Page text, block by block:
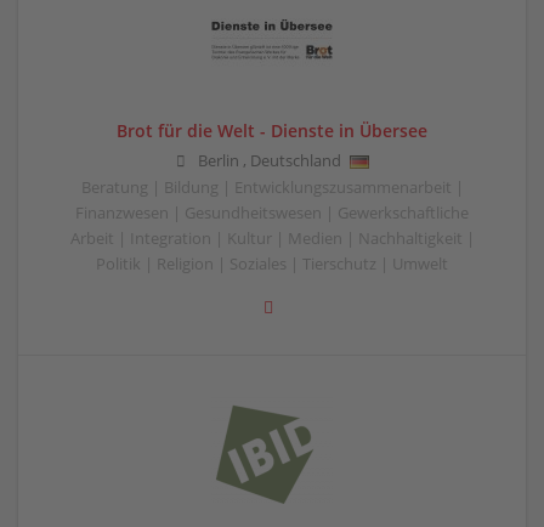
Brot für die Welt - Dienste in Übersee
Berlin , Deutschland
Beratung | Bildung | Entwicklungszusammenarbeit |
Finanzwesen | Gesundheitswesen | Gewerkschaftliche
Arbeit | Integration | Kultur | Medien | Nachhaltigkeit |
Politik | Religion | Soziales | Tierschutz | Umwelt